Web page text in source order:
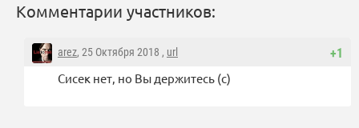
Комментарии участников:
+1
arez, 25 Октября 2018 , url
Сисек нет, но Вы держитесь (с)